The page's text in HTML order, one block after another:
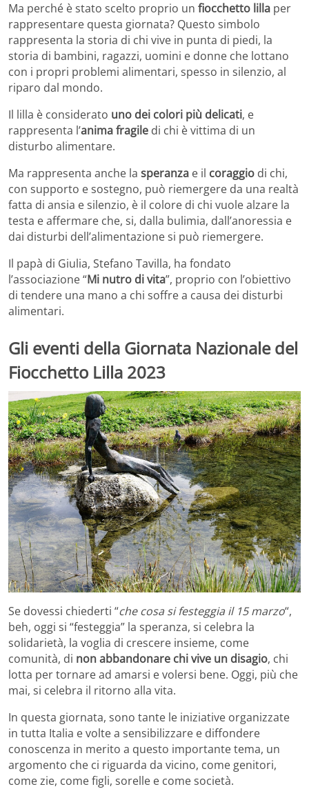
Ma perché è stato scelto proprio un fiocchetto lilla per
rappresentare questa giornata? Questo simbolo
rappresenta la storia di chi vive in punta di piedi, la
storia di bambini, ragazzi, uomini e donne che lottano
con i propri problemi alimentari, spesso in silenzio, al
riparo dal mondo.
Il lilla è considerato uno dei colori più delicati, e
rappresenta l’anima fragile di chi è vittima di un
disturbo alimentare.
Ma rappresenta anche la speranza e il coraggio di chi,
con supporto e sostegno, può riemergere da una realtà
fatta di ansia e silenzio, è il colore di chi vuole alzare la
testa e affermare che, si, dalla bulimia, dall’anoressia e
dai disturbi dell’alimentazione si può riemergere.
Il papà di Giulia, Stefano Tavilla, ha fondato
l’associazione “Mi nutro di vita”, proprio con l’obiettivo
di tendere una mano a chi soffre a causa dei disturbi
alimentari.
Gli eventi della Giornata Nazionale del
Fiocchetto Lilla 2023
Se dovessi chiederti “che cosa si festeggia il 15 marzo“,
beh, oggi si “festeggia” la speranza, si celebra la
solidarietà, la voglia di crescere insieme, come
comunità, di non abbandonare chi vive un disagio, chi
lotta per tornare ad amarsi e volersi bene. Oggi, più che
mai, si celebra il ritorno alla vita.
In questa giornata, sono tante le iniziative organizzate
in tutta Italia e volte a sensibilizzare e diffondere
conoscenza in merito a questo importante tema, un
argomento che ci riguarda da vicino, come genitori,
come zie, come figli, sorelle e come società.